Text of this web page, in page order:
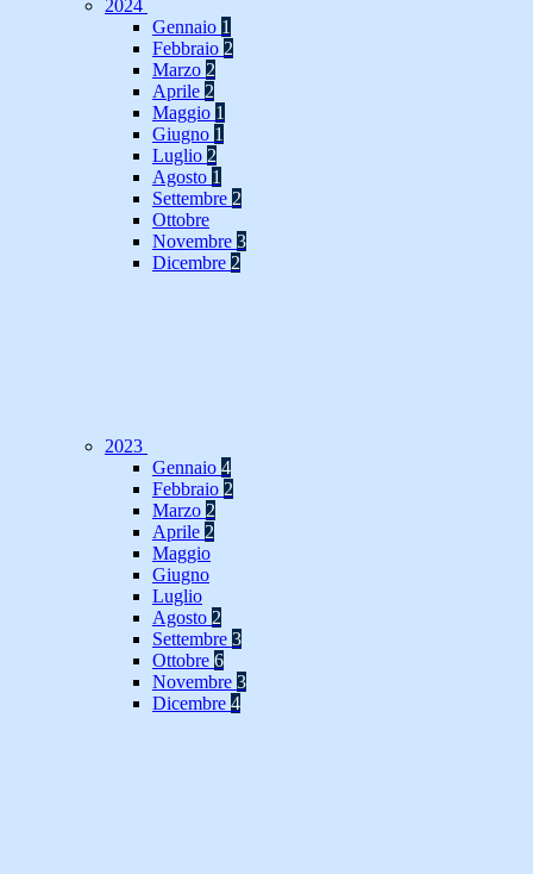
2024
Gennaio 1
Febbraio 2
Marzo 2
Aprile 2
Maggio 1
Giugno 1
Luglio 2
Agosto 1
Settembre 2
Ottobre
Novembre 3
Dicembre 2
2023
Gennaio 4
Febbraio 2
Marzo 2
Aprile 2
Maggio
Giugno
Luglio
Agosto 2
Settembre 3
Ottobre 6
Novembre 3
Dicembre 4